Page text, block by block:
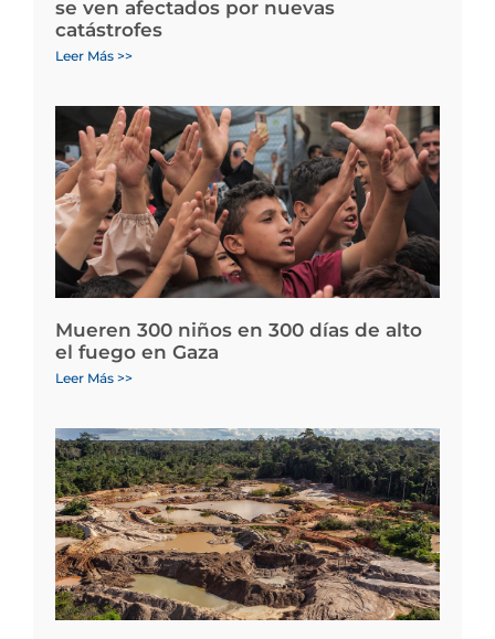
se ven afectados por nuevas
catástrofes
Leer Más >>
Mueren 300 niños en 300 días de alto
el fuego en Gaza
Leer Más >>